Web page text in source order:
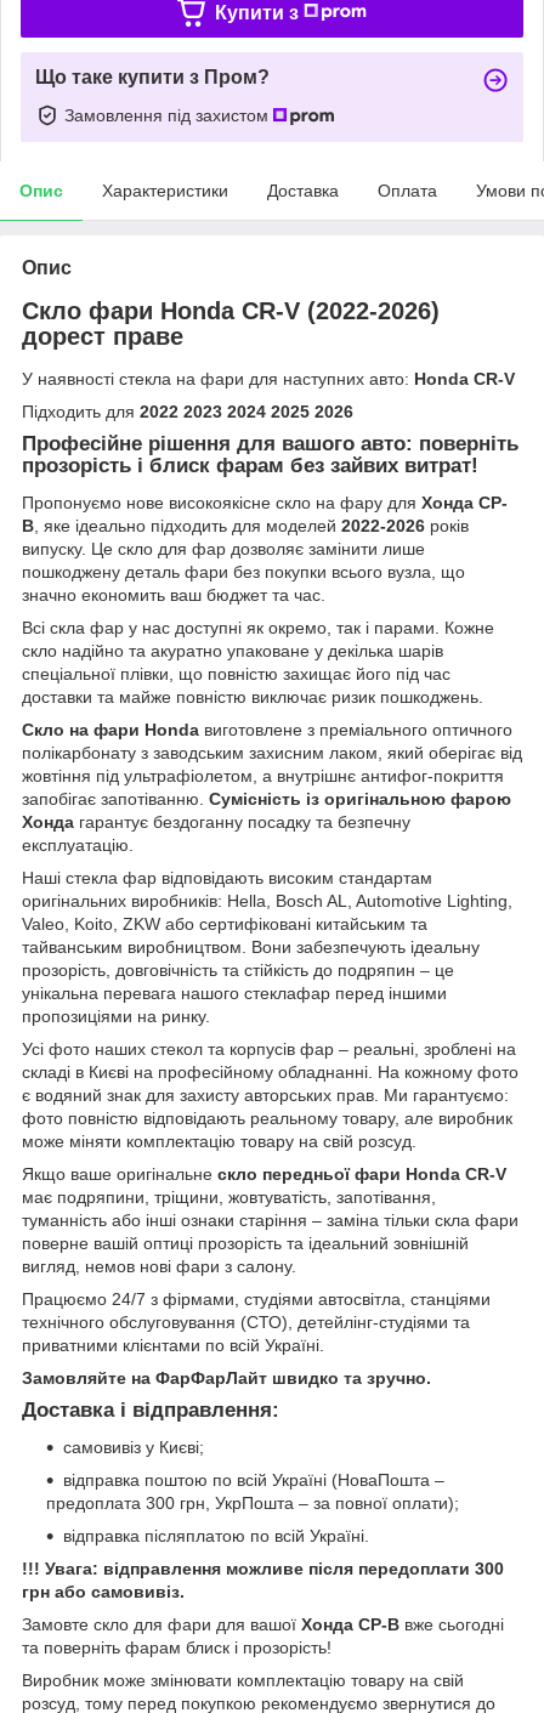
Купити з
Що таке купити з Пром?
Замовлення під захистом
Опис Характеристики Доставка Оплата Умови
Опис
Скло фари Honda CR-V (2022-2026)
дорест праве
У наявності стекла на фари для наступних авто: Honda CR-V
Підходить для 2022 2023 2024 2025 2026
Професійне рішення для вашого авто: поверніть
прозорість і блиск фарам без зайвих витрат!
Пропонуємо нове високоякісне скло на фару для Хонда СР-
В, яке ідеально підходить для моделей 2022-2026 років
випуску. Це скло для фар дозволяє замінити лише
пошкоджену деталь фари без покупки всього вузла, що
значно економить ваш бюджет та час.
Всі скла фар у нас доступні як окремо, так і парами. Кожне
скло надійно та акуратно упаковане у декілька шарів
спеціальної плівки, що повністю захищає його під час
доставки та майже повністю виключає ризик пошкоджень.
Скло на фари Honda виготовлене з преміального оптичного
полікарбонату з заводським захисним лаком, який оберігає від
жовтіння під ультрафіолетом, а внутрішнє антифог-покриття
запобігає запотіванню. Сумісність із оригінальною фарою
Хонда гарантує бездоганну посадку та безпечну
експлуатацію.
Наші стекла фар відповідають високим стандартам
оригінальних виробників: Hella, Bosch AL, Automotive Lighting,
Valeo, Koito, ZKW або сертифіковані китайським та
тайванським виробництвом. Вони забезпечують ідеальну
прозорість, довговічність та стійкість до подряпин – це
унікальна перевага нашого стеклафар перед іншими
пропозиціями на ринку.
Усі фото наших стекол та корпусів фар – реальні, зроблені на
складі в Києві на професійному обладнанні. На кожному фото
є водяний знак для захисту авторських прав. Ми гарантуємо:
фото повністю відповідають реальному товару, але виробник
може міняти комплектацію товару на свій розсуд.
Якщо ваше оригінальне скло передньої фари Honda CR-V
має подряпини, тріщини, жовтуватість, запотівання,
туманність або інші ознаки старіння – заміна тільки скла фари
поверне вашій оптиці прозорість та ідеальний зовнішній
вигляд, немов нові фари з салону.
Працюємо 24/7 з фірмами, студіями автосвітла, станціями
технічного обслуговування (СТО), детейлінг-студіями та
приватними клієнтами по всій Україні.
Замовляйте на ФарФарЛайт швидко та зручно.
Доставка і відправлення:
самовивіз у Києві;
відправка поштою по всій Україні (НоваПошта –
предоплата 300 грн, УкрПошта – за повної оплати);
відправка післяплатою по всій Україні.
!!! Увага: відправлення можливе після передоплати 300
грн або самовивіз.
Замовте скло для фари для вашої Хонда СР-В вже сьогодні
та поверніть фарам блиск і прозорість!
Виробник може змінювати комплектацію товару на свій
розсуд, тому перед покупкою рекомендуємо звернутися до